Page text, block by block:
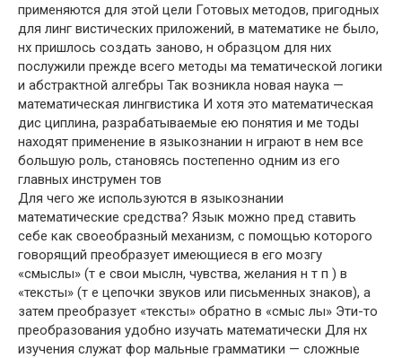
применяются для этой цели Готовых методов, пригодных
для линг вистических приложений, в математике не было,
нх пришлось создать заново, н образцом для них
послужили прежде всего методы ма тематической логики
и абстрактной алгебры Так возникла новая наука —
математическая лингвистика И хотя это математическая
дис циплина, разрабатываемые ею понятия и ме тоды
находят применение в языкознании н играют в нем все
большую роль, становясь постепенно одним из его
главных инструмен тов
Для чего же используются в языкознании
математические средства? Язык можно пред ставить
себе как своеобразный механизм, с помощью которого
говорящий преобразует имеющиеся в его мозгу
«смыслы» (т е свои мыслн, чувства, желания н т п ) в
«тексты» (т е цепочки звуков или письменных знаков), а
затем преобразует «тексты» обратно в «смыс лы» Эти-то
преобразования удобно изучать математически Для нх
изучения служат фор мальные грамматики — сложные